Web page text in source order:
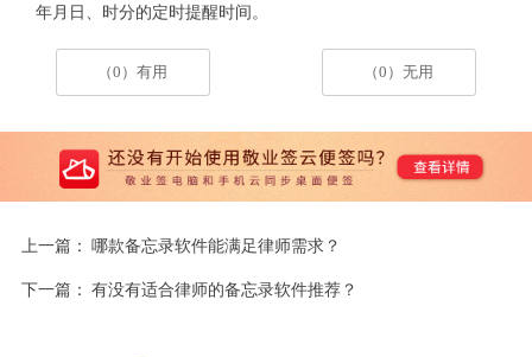
年月日、时分的定时提醒时间。
（0）有用 （0）无用
上一篇： 哪款备忘录软件能满足律师需求？
下一篇： 有没有适合律师的备忘录软件推荐？